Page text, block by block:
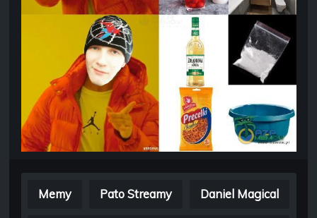
Memy Pato Streamy Daniel Magical